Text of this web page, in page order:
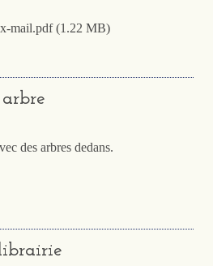
mail.pdf (1.22 MB)
des arbres dedans.